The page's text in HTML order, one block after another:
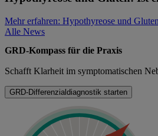
Mehr erfahren: Hypothyreose und
Alle News
GRD-Kompass für die Praxis
Schafft Klarheit im symptomatischen
GRD-Differenzialdiagnostik starten